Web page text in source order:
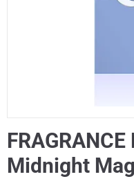
Midnight